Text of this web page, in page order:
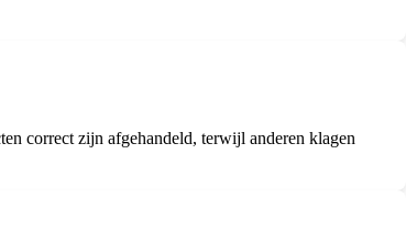
correct zijn afgehandeld, terwijl anderen klagen